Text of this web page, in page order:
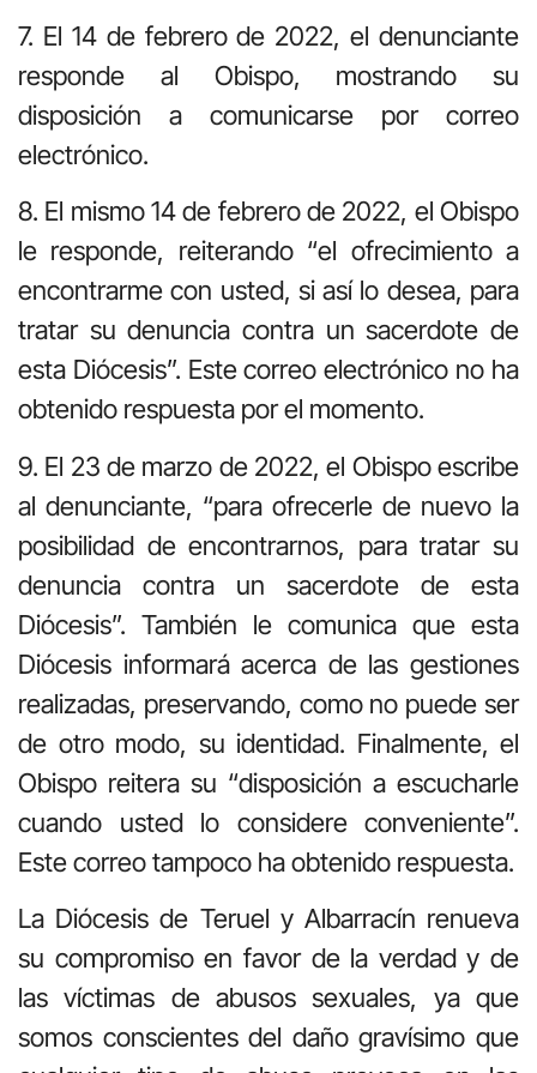
7. El 14 de febrero de 2022, el denunciante
responde al Obispo, mostrando su
disposición a comunicarse por correo
electrónico.
8. El mismo 14 de febrero de 2022, el Obispo
le responde, reiterando “el ofrecimiento a
encontrarme con usted, si así lo desea, para
tratar su denuncia contra un sacerdote de
esta Diócesis”. Este correo electrónico no ha
obtenido respuesta por el momento.
9. El 23 de marzo de 2022, el Obispo escribe
al denunciante, “para ofrecerle de nuevo la
posibilidad de encontrarnos, para tratar su
denuncia contra un sacerdote de esta
Diócesis”. También le comunica que esta
Diócesis informará acerca de las gestiones
realizadas, preservando, como no puede ser
de otro modo, su identidad. Finalmente, el
Obispo reitera su “disposición a escucharle
cuando usted lo considere conveniente”.
Este correo tampoco ha obtenido respuesta.
La Diócesis de Teruel y Albarracín renueva
su compromiso en favor de la verdad y de
las víctimas de abusos sexuales, ya que
somos conscientes del daño gravísimo que